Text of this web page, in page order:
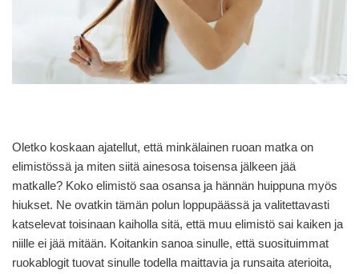
Oletko koskaan ajatellut, että minkälainen ruoan matka on
elimistössä ja miten siitä ainesosa toisensa jälkeen jää
matkalle? Koko elimistö saa osansa ja hännän huippuna myös
hiukset. Ne ovatkin tämän polun loppupäässä ja valitettavasti
katselevat toisinaan kaiholla sitä, että muu elimistö sai kaiken ja
niille ei jää mitään. Koitankin sanoa sinulle, että suosituimmat
ruokablogit tuovat sinulle todella maittavia ja runsaita aterioita,